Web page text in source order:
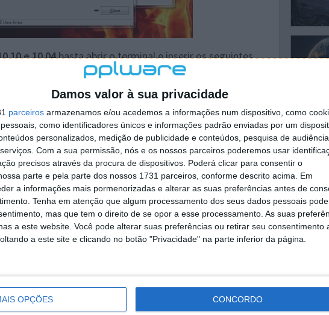
Damos valor à sua privacidade
parceiros armazenamos e/ou acedemos a informações num dispositivo, como
como identificadores únicos e informações padrão enviadas por um
personalizados, medição de publicidade e conteúdos, pesquisa de
Com a sua permissão, nós e os nossos parceiros poderemos usar
precisos através da procura de dispositivos. Poderá clicar para consentir o
parte e pela parte dos nossos 1731 parceiros, conforme descrito acima. Em
a informações mais pormenorizadas e alterar as suas preferências antes de
Tenha em atenção que algum processamento dos seus dados pessoais
mas que tem o direito de se opor a esse processamento. As suas
a este website. Você pode alterar suas preferências ou retirar seu consentimento
a este site e clicando no botão "Privacidade" na parte inferior da página.
OPÇÕES CONCORDO
e 10.04basta abrir o terminal e inserir os seguintes
disponível numa versão portable para Windows. A
um conjunto de funcionalidades
Alguém conhece alternaticas?
[559KB]